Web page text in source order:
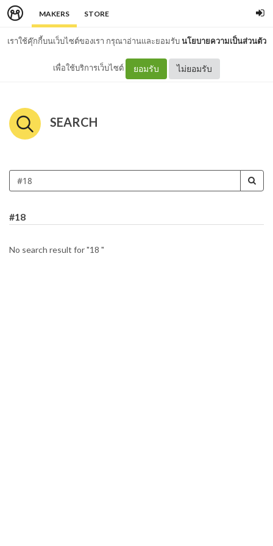
MAKERS STORE
เราใช้คุ๊กกี้บนเว็บไซต์ของเรา กรุณาอ่านและยอมรับนโยบายความเป็นส่วนตัว
เพื่อใช้บริการเว็บไซต์ ยอมรับ ไม่ยอมรับ
SEARCH
#18
No search result for "18 "